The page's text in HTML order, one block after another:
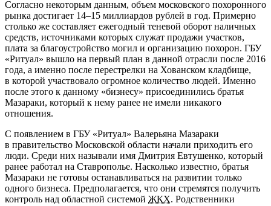
Согласно некоторым данным, объем московского похоронного
рынка достигает 14–15 миллиардов рублей в год. Примерно
столько же составляет ежегодный теневой оборот наличных
средств, источниками которых служат продажи участков,
плата за благоустройство могил и организацию похорон. ГБУ
«Ритуал» вышло на первый план в данной отрасли после 2016
года, а именно после перестрелки на Хованском кладбище,
в которой участвовало огромное количество людей. Именно
после этого к данному «бизнесу» присоединились братья
Мазараки, который к нему ранее не имели никакого
отношения.
С появлением в ГБУ «Ритуал» Валерьяна Мазараки
в правительство Московской области начали приходить его
люди. Среди них называли имя Дмитрия Евтушенко, который
ранее работал на Ставрополье. Насколько известно, братья
Мазараки не готовы останавливаться на развитии только
одного бизнеса. Предполагается, что они стремятся получить
контроль над областной системой ЖКХ. Родственники